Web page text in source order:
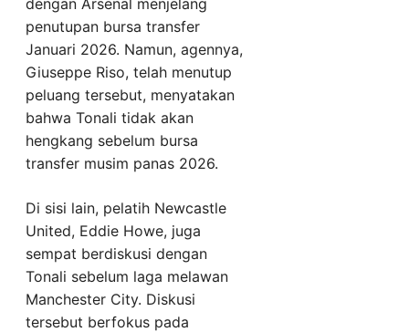
penutupan bursa transfer
Januari 2026. Namun, agennya,
Giuseppe Riso, telah menutup
peluang tersebut, menyatakan
bahwa Tonali tidak akan
hengkang sebelum bursa
transfer musim panas 2026.
Di sisi lain, pelatih Newcastle
United, Eddie Howe, juga
sempat berdiskusi dengan
Tonali sebelum laga melawan
Manchester City. Diskusi
tersebut berfokus pada